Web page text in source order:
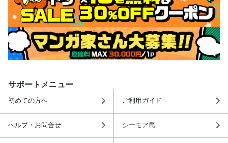
サポートメニュー
初めての方へ ご利用ガイド
ヘルプ・お問合せ シーモア島